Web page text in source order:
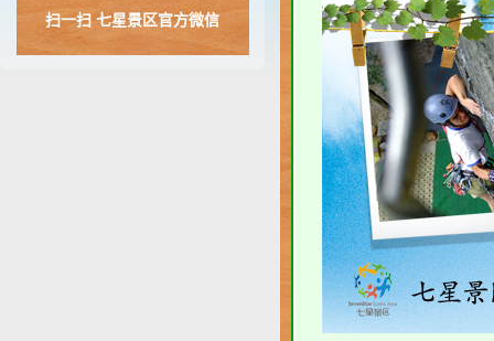
扫一扫 七星景区官方微信